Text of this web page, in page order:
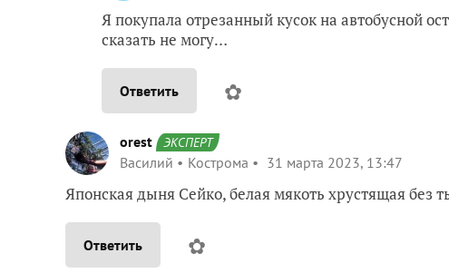
Я покупала отрезанный кусок на автобусной
сказать не могу…
Ответить ✿
orest ЭКСПЕРТ
Василий Кострома 31 марта 2023, 13:47
Японская дыня Сейко, белая мякоть хрустящая без
Ответить ✿